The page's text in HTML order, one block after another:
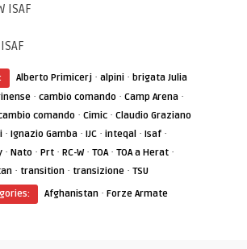
ISAF
Alberto Primicerj ·alpini ·brigata Julia
·cambio comando ·Camp Arena ·
comando ·Cimic ·Claudio Graziano
·Ignazio Gamba ·IJC ·inteqal ·Isaf ·
·Nato ·Prt ·RC-W·TOA·TOA a Herat ·
· transition · transizione ·TSU
Afghanistan ·Forze Armate